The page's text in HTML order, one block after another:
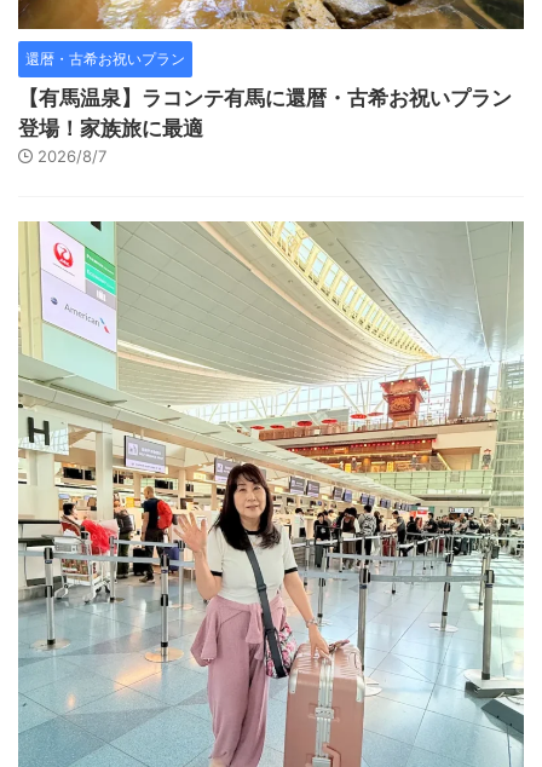
還暦・古希お祝いプラン
【有馬温泉】ラコンテ有馬に還暦・古希お祝いプラン
登場！家族旅に最適
2026/8/7